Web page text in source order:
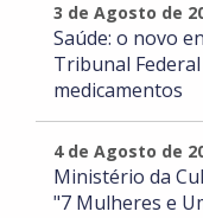
3 de Agosto de
Saúde: o novo
Tribunal
medicamentos
4 de Agosto de
Ministério da
"7 Mulheres e